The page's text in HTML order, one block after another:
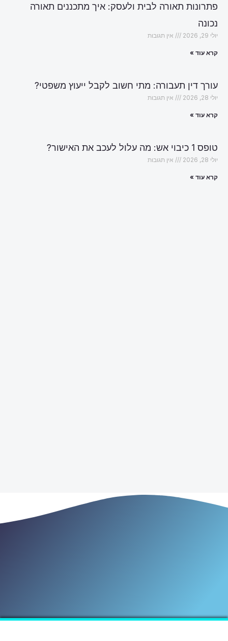
פתרונות תאורה לבית ולעסק: איך מתכננים תאורה
נכונה
יולי 29, 2026 אין תגובות
קרא עוד »
עורך דין תעבורה: מתי חשוב לקבל ייעוץ משפטי?
יולי 28, 2026 אין תגובות
קרא עוד »
טופס 1 כיבוי אש: מה עלול לעכב את האישור?
יולי 28, 2026 אין תגובות
קרא עוד »